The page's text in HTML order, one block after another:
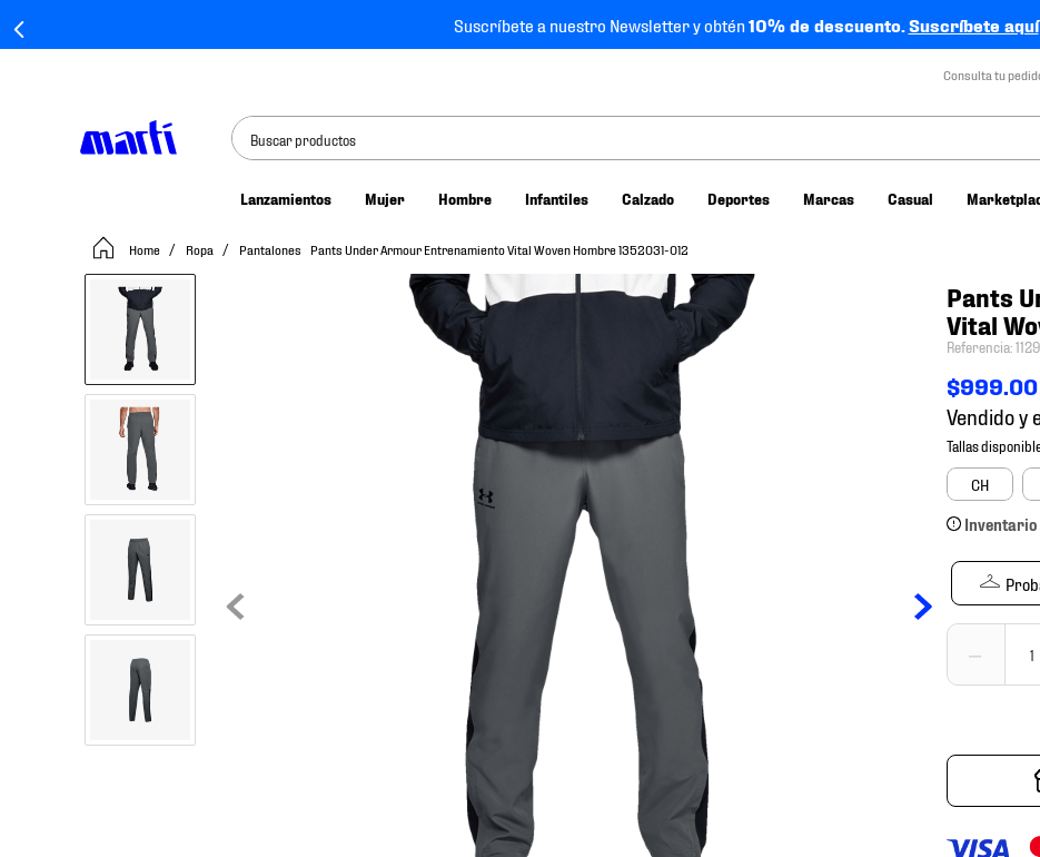
Suscríbete a nuestro Newsletter y obtén10% de descuento.Suscríbete aquí
Consulta tu
Buscar productos
Lanzamientos Mujer Hombre Infantiles Calzado Deportes Marcas Casual
Ropa Pantalones Pants Under Armour Entrenamiento Vital Woven Hombre 1352031-012
Pants
Vital
Referencia:
$999.00
Vendido y
CH
Inventario
－
tenis mujer
tenis hombre
tenis futbol